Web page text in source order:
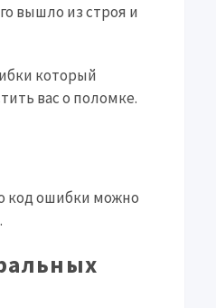
вышло из строя и
который
вас о поломке.
код ошибки можно